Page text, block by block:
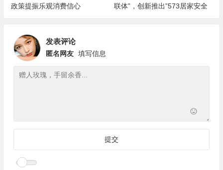
政策提振乐观消费信心
联体”，创新推出”573居家安全
改造服务”
发表评论
匿名网友 填写信息